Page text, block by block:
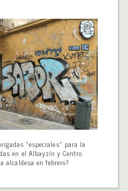
«especiales» para la
en el Albayzín y Centro
alcaldesa en febrero?